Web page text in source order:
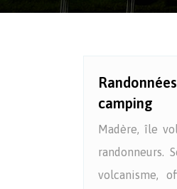
camping
Madère, île
randonneurs.
volcanisme,